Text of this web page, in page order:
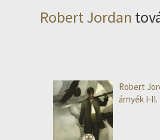
Robert Jordan
Robert
árnyék I-II.